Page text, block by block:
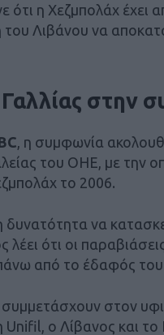
ότι η Χεζμπολάχ έχει
του Λιβάνου να
στην
, η συμφωνία
του ΟΗΕ, με την
το 2006.
δυνατότητα να
ότι οι
από το έδαφός
στον
ο Λίβανος και το